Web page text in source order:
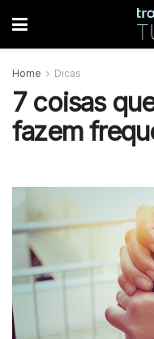
Home Dicas
7 coisas
fazem